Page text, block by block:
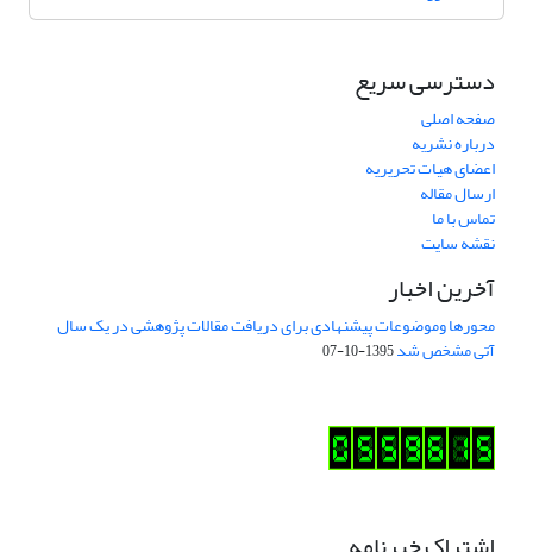
دسترسی سریع
صفحه اصلی
درباره نشریه
اعضای هیات تحریریه
ارسال مقاله
تماس با ما
نقشه سایت
آخرین اخبار
محورها وموضوعات پیشنهادی برای دریافت مقالات پژوهشی در یک سال
آتی مشخص شد1395-10-07